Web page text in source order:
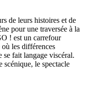
de leurs histoires et de
pour une traversée à la
! est un carrefour
les différences
se fait langage viscéral.
scénique, le spectacle